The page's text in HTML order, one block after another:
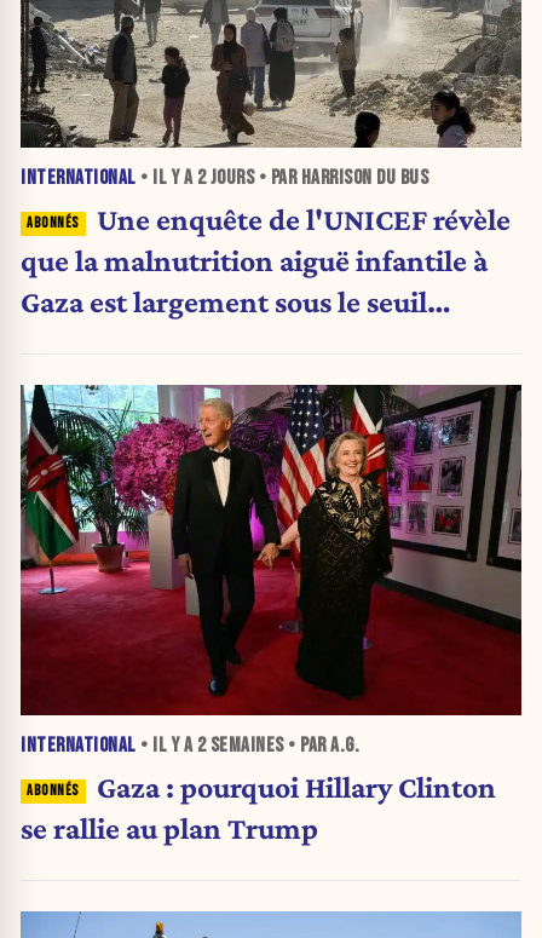
INTERNATIONAL • IL Y A 2 JOURS• PAR HARRISON DU BUS
Une enquête de l'UNICEF révèle
que la malnutrition aiguë infantile à
Gaza est largement sous le seuil
INTERNATIONAL • IL Y A 2 SEMAINES• PAR A.G.
Gaza : pourquoi Hillary Clinton
se rallie au plan Trump